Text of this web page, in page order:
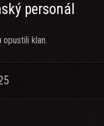
personál
opustili klan.